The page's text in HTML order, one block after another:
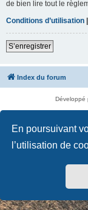
En poursuivant
l’utilisation de
de bien lire tout le
Conditions d’utilisation |
S’enregistrer
Index du forum
Développé